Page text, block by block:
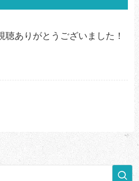
聴ありがとうございました！